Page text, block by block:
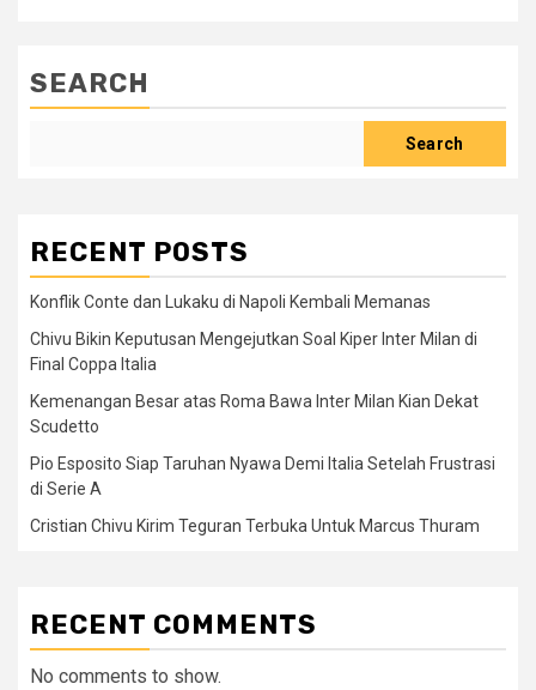
SEARCH
Search
RECENT POSTS
Konflik Conte dan Lukaku di Napoli Kembali Memanas
Chivu Bikin Keputusan Mengejutkan Soal Kiper Inter Milan di
Final Coppa Italia
Kemenangan Besar atas Roma Bawa Inter Milan Kian Dekat
Scudetto
Pio Esposito Siap Taruhan Nyawa Demi Italia Setelah Frustrasi
di Serie A
Cristian Chivu Kirim Teguran Terbuka Untuk Marcus Thuram
RECENT COMMENTS
No comments to show.